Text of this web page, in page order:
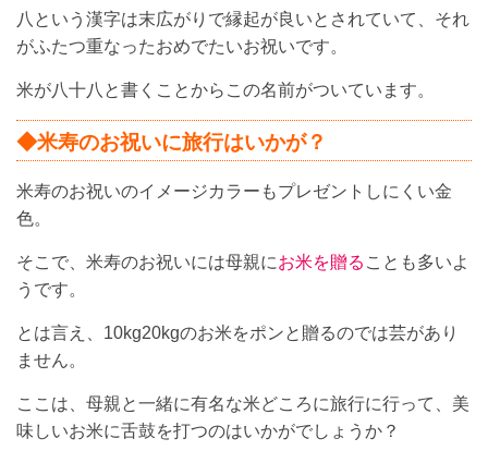
八という漢字は末広がりで縁起が良いとされていて、それ
がふたつ重なったおめでたいお祝いです。
米が八十八と書くことからこの名前がついています。
◆米寿のお祝いに旅行はいかが？
米寿のお祝いのイメージカラーもプレゼントしにくい金
色。
そこで、米寿のお祝いには母親にお米を贈る ことも多いよ
うです。
とは言え、10kg20kgのお米をポンと贈るのでは芸があり
ません。
ここは、母親と一緒に有名な米どころに旅行に行って、美
味しいお米に舌鼓を打つのはいかがでしょうか？